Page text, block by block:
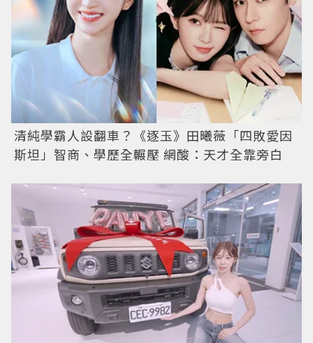
清純學霸人設翻車？《逐玉》田曦薇「四敗愛因
斯坦」智商、學歷全輾壓 網酸：天才全靠旁白